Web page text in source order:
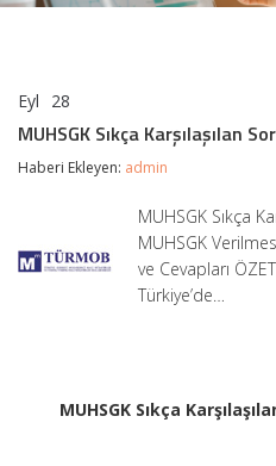
Eyl 28
Karşılaşılan
Sorunlar
ve
MUHSGK Sıkça Karşılaşılan
Haberi Ekleyen: admin
MUHSGK Sıkça
MUHSGK
ve Cevapları
Türkiye’de…
MUHSGK Sıkça